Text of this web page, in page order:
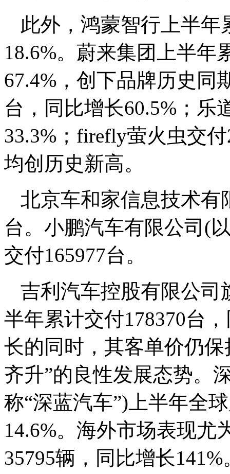
此外，鸿蒙智行上半年
18.6%。蔚来集团上半年
67.4%，创下品牌历史同
台，同比增长60.5%；乐
33.3%；firefly萤火虫交
均创历史新高。
北京车和家信息技术有
台。小鹏汽车有限公司(
交付165977台。
吉利汽车控股有限公司
半年累计交付178370台
长的同时，其客单价仍
齐升”的良性发展态势。
称“深蓝汽车”)上半年全
14.6%。海外市场表现尤
35795辆，同比增长